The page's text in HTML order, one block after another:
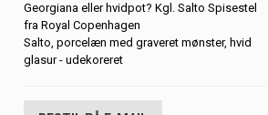
Georgiana eller hvidpot? Kgl. Salto Spisestel
fra Royal Copenhagen
Salto, porcelæn med graveret mønster, hvid
glasur - udekoreret